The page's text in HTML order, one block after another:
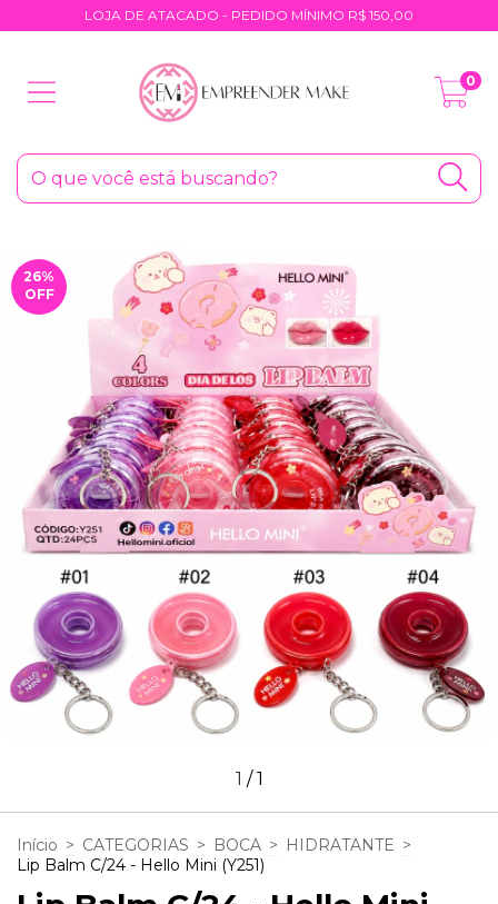
LOJA DE ATACADO - PEDIDO MÍNIMO R$ 150,00
0
26%
OFF
1 /1
Início > CATEGORIAS > BOCA > HIDRATANTE >
Lip Balm C/24 - Hello Mini (Y251)